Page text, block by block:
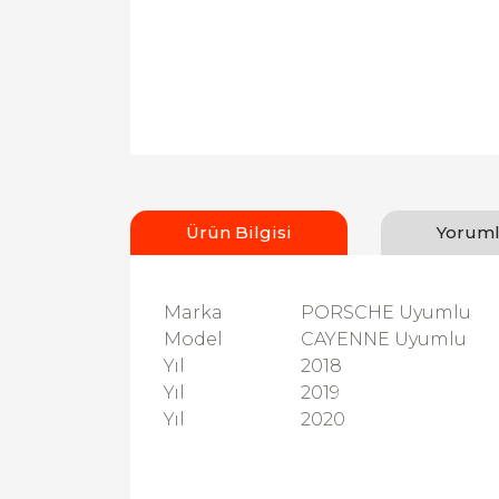
Ürün Bilgisi
Marka
PORSCHE Uyumlu
Model
CAYENNE Uyumlu
Yıl
2018
Yıl
2019
Yıl
2020